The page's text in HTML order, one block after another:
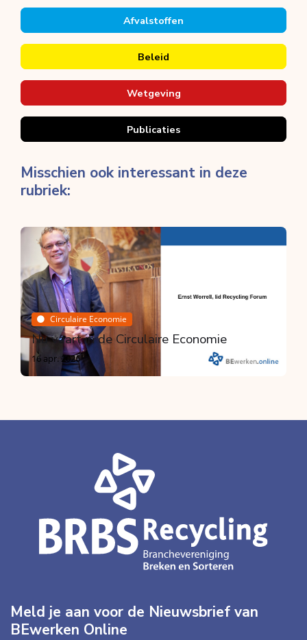
Afvalstoffen
Beleid
Wetgeving
Publicaties
Misschien ook interessant in deze
rubriek:
Breken
Bouwproductenverordening en CE
markering
Door Peter Broere 15 jul. 2026
Circulaire Economie
Nu vaart in de Circulaire Economie
16 apr. 2026
Meld je aan voor de Nieuwsbrief van
BEwerken Online